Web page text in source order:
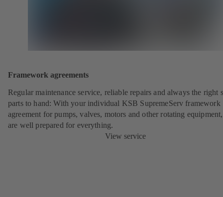
Framework agreements
Regular maintenance service, reliable repairs and always the right
parts to hand: With your individual KSB SupremeServ framework
agreement for pumps, valves, motors and other rotating
are well prepared for everything.
View service